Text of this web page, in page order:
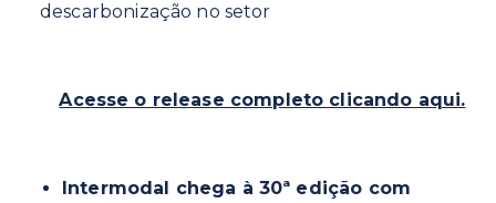
descarbonização no setor
Acesse o release completo clicando aqui.
Intermodal chega à 30ª edição com